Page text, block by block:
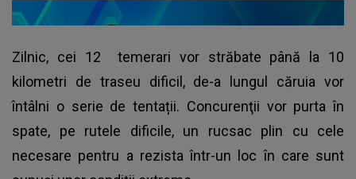
Zilnic, cei 12 temerari vor străbate până la 10
kilometri de traseu dificil, de-a lungul căruia vor
întâlni o serie de tentații. Concurenţii vor purta în
spate, pe rutele dificile, un rucsac plin cu cele
necesare pentru a rezista într-un loc în care sunt